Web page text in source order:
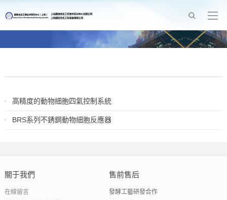
高精度的動物細胞四氣控制系統
BRS系列不銹鋼動物細胞反應器
關于我們
在線留言
售前售后
發酵工藝研發合作